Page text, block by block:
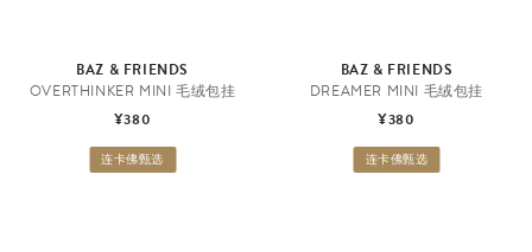
BAZ & FRIENDS
OVERTHINKER MINI 毛绒包挂
¥380
连卡佛甄选
BAZ & FRIENDS
DREAMER MINI 毛绒包挂
¥380
连卡佛甄选